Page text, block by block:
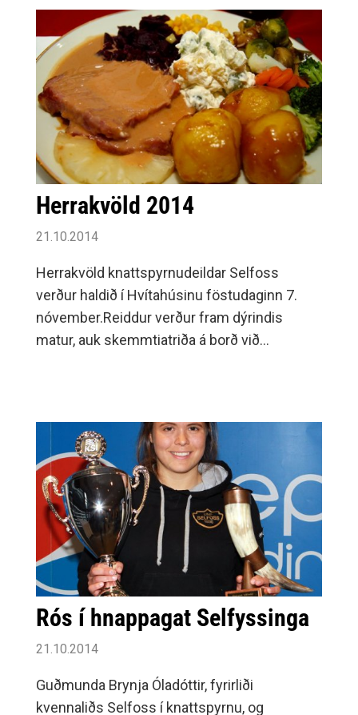
reynslu af þjálfun og er krafist viðeigandi
menntunar.Viðkomandi þjálfari þarf að geta
hafið störf sem fyrst.Áhugasömum er bent á
að hafa samband við yfirþjálfara
knattspyrnudeildarinnar Gunnar Borgþórsson
á netfangið
Herrakvöld 2014
21.10.2014
Herrakvöld knattspyrnudeildar Selfoss
verður haldið í Hvítahúsinu föstudaginn 7.
nóvember.Reiddur verður fram dýrindis
matur, auk skemmtiatriða á borð við
Rós í hnappagat Selfyssinga
21.10.2014
Guðmunda Brynja Óladóttir, fyrirliði
kvennaliðs Selfoss í knattspyrnu, og